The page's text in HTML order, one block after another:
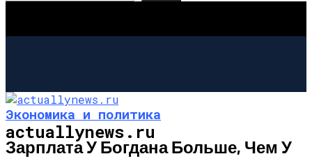
actuallynews.ru
Экономика и политика
Зарплата У Богдана Больше, Чем У